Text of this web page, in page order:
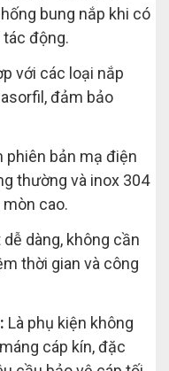
bung nắp khi có
động.
với các loại nắp
đảm bảo
phiên bản mạ điện
thường và inox 304
cao.
dàng, không cần
thời gian và công
Là phụ kiện không
cáp kín, đặc